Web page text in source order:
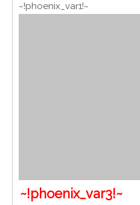
~!phoenix_var1!~
~!phoenix_var3!~